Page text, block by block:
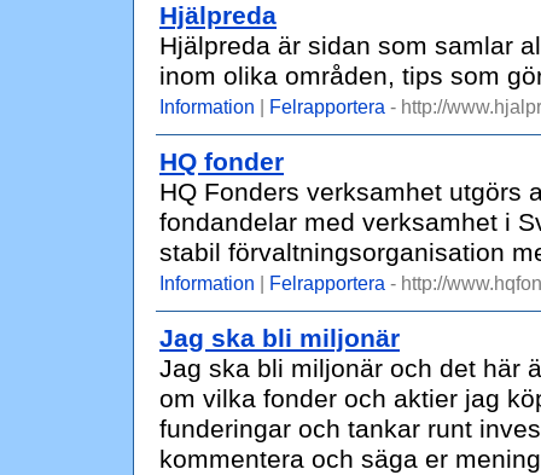
Hjälpreda
Hjälpreda är sidan som samlar
inom olika områden, tips som
Information | Felrapportera - http://
HQ fonder
HQ Fonders verksamhet utgörs
fondandelar med verksamhet i
stabil förvaltningsorganisation
Information | Felrapportera - http://
Jag ska bli miljonär
Jag ska bli miljonär och det här
om vilka fonder och aktier jag
funderingar och tankar runt
kommentera och säga er